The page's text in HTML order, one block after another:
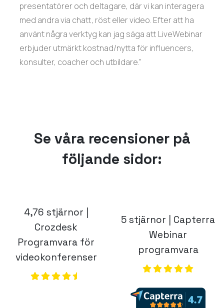
presentatörer och deltagare, där vi kan interagera
med andra via chatt, röst eller video. Efter att ha
använt några verktyg kan jag säga att LiveWebinar
erbjuder utmärkt kostnad/nytta för influencers,
konsulter, coacher och utbildare.”
Se våra recensioner på
följande sidor:
4,76 stjärnor |
Crozdesk
Programvara för
videokonferenser
5 stjärnor | Capterra
Webinar
programvara